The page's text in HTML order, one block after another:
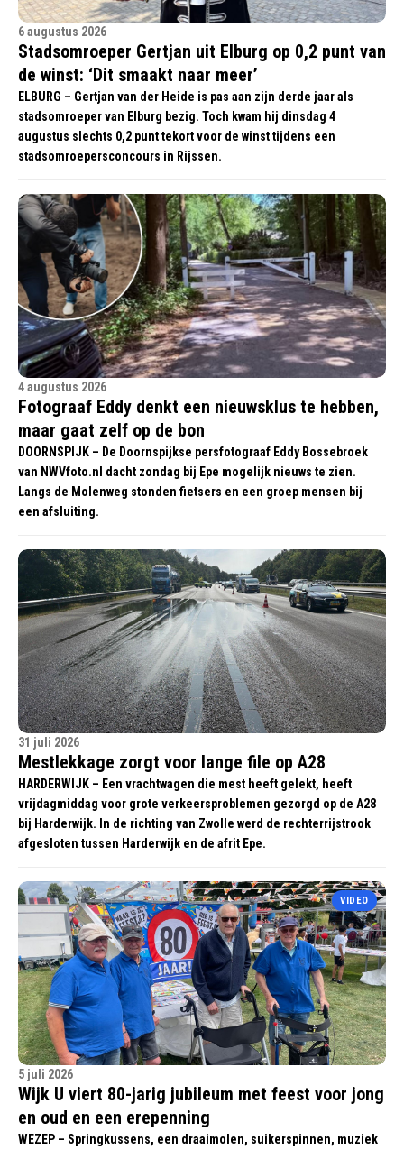
6 augustus 2026
Stadsomroeper Gertjan uit Elburg op 0,2 punt van
de winst: ‘Dit smaakt naar meer’
ELBURG – Gertjan van der Heide is pas aan zijn derde jaar als
stadsomroeper van Elburg bezig. Toch kwam hij dinsdag 4
augustus slechts 0,2 punt tekort voor de winst tijdens een
stadsomroepersconcours in Rijssen.
4 augustus 2026
Fotograaf Eddy denkt een nieuwsklus te hebben,
maar gaat zelf op de bon
DOORNSPIJK – De Doornspijkse persfotograaf Eddy Bossebroek
van NWVfoto.nl dacht zondag bij Epe mogelijk nieuws te zien.
Langs de Molenweg stonden fietsers en een groep mensen bij
een afsluiting.
31 juli 2026
Mestlekkage zorgt voor lange file op A28
HARDERWIJK – Een vrachtwagen die mest heeft gelekt, heeft
vrijdagmiddag voor grote verkeersproblemen gezorgd op de A28
bij Harderwijk. In de richting van Zwolle werd de rechterrijstrook
afgesloten tussen Harderwijk en de afrit Epe.
VIDEO
5 juli 2026
Wijk U viert 80-jarig jubileum met feest voor jong
en oud en een erepenning
WEZEP – Springkussens, een draaimolen, suikerspinnen, muziek